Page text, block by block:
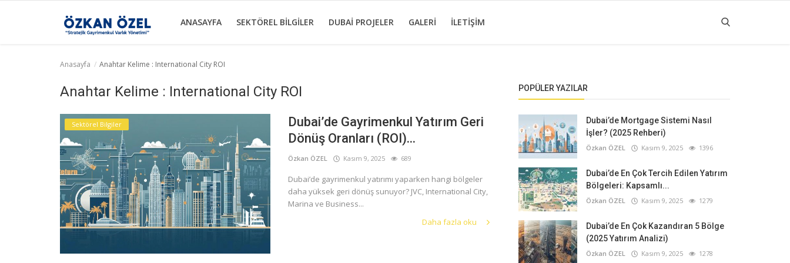
ANASAYFA SEKTÖREL BILGILER DUBAI PROJELER GALERI İLETIŞIM
Dubai Projeler
Anasayfa Anahtar Kelime : International City ROI
Anahtar Kelime : International City ROI
Sektörel Bilgiler
Dubai’de Gayrimenkul Yatırım Geri
Dönüş Oranları (ROI)...
Özkan ÖZEL Kasım 9, 2025 689
Dubai’de gayrimenkul yatırımı yaparken hangi bölgeler
daha yüksek geri dönüş sunuyor? JVC, International City,
Marina ve Business...
Daha fazla oku
POPÜLER YAZILAR
Dubai’de Mortgage Sistemi Nasıl
İşler? (2025 Rehberi)
Özkan ÖZEL Kasım 9, 2025 1396
Dubai’de En Çok Tercih Edilen Yatırım
Bölgeleri: Kapsamlı...
Özkan ÖZEL Kasım 9, 2025 1279
Dubai’de En Çok Kazandıran 5 Bölge
(2025 Yatırım Analizi)
Özkan ÖZEL Kasım 9, 2025 1278